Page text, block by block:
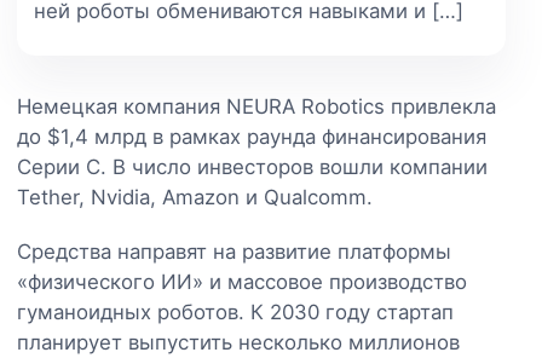
ней роботы обмениваются навыками и […]
Немецкая компания NEURA Robotics привлекла
до $1,4 млрд в рамках раунда финансирования
Серии C. В число инвесторов вошли компании
Tether, Nvidia, Amazon и Qualcomm.
Средства направят на развитие платформы
«физического ИИ» и массовое производство
гуманоидных роботов. К 2030 году стартап
планирует выпустить несколько миллионов